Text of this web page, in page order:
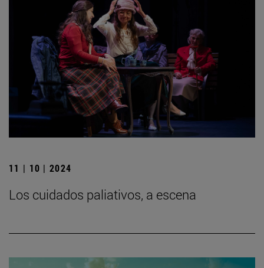
11 | 10 | 2024
Los cuidados paliativos, a escena